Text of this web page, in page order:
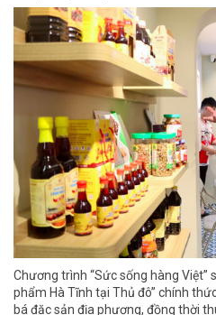
Chương trình “Sức sống hàng Việt”
phẩm Hà Tĩnh tại Thủ đô” chính
bá đặc sản địa phương, đồng thời